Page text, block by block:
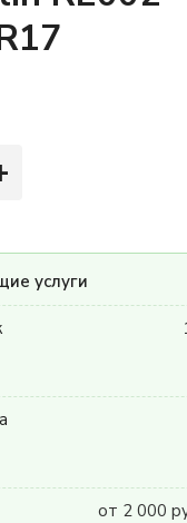
услуги
от 2 000